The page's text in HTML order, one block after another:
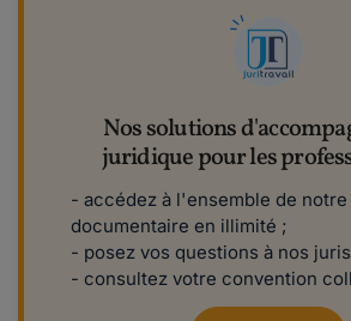
Nos solutions
juridique pour les
- accédez à l'ensemble de notre
documentaire en illimité ;
- posez vos questions à nos
- consultez votre convention